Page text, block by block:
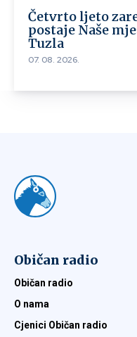
Četvrto ljeto
postaje Naše
Tuzla
07. 08. 2026.
Običan radio
Običan radio
O nama
Cjenici Običan radio